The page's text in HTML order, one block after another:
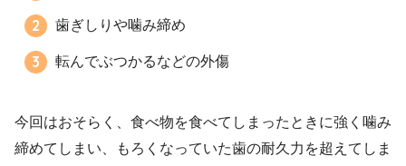
歯ぎしりや噛み締め
転んでぶつかるなどの外傷
今回はおそらく、食べ物を食べてしまったときに強く噛み
締めてしまい、もろくなっていた歯の耐久力を超えてしま